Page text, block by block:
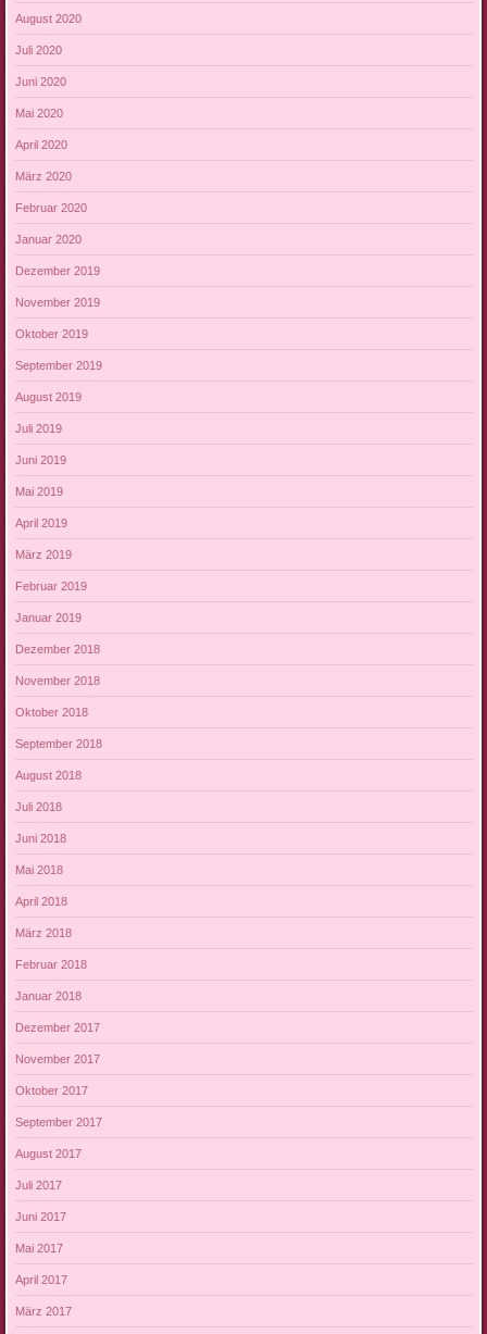
August 2020
Juli 2020
Juni 2020
Mai 2020
April 2020
März 2020
Februar 2020
Januar 2020
Dezember 2019
November 2019
Oktober 2019
September 2019
August 2019
Juli 2019
Juni 2019
Mai 2019
April 2019
März 2019
Februar 2019
Januar 2019
Dezember 2018
November 2018
Oktober 2018
September 2018
August 2018
Juli 2018
Juni 2018
Mai 2018
April 2018
März 2018
Februar 2018
Januar 2018
Dezember 2017
November 2017
Oktober 2017
September 2017
August 2017
Juli 2017
Juni 2017
Mai 2017
April 2017
März 2017